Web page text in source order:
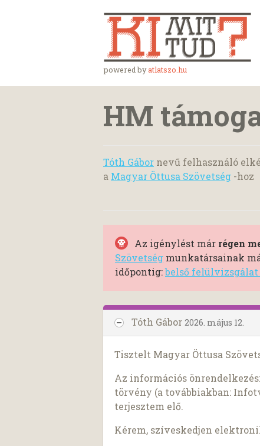
powered byatlatszo.hu
HM
Tóth Gábor nevű felhasználó
a Magyar Öttusa Szövetség -hoz
Az igénylést már régen
Szövetség munkatársainak
időpontig:belső felülvizsgálat
Tóth Gábor 2026. május 12.
Tisztelt Magyar Öttusa
Az információs
törvény (a továbbiakban:
terjesztem elő.
Kérem, szíveskedjen